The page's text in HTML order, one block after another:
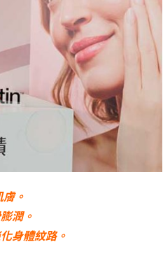
。
潤。
身體紋路。